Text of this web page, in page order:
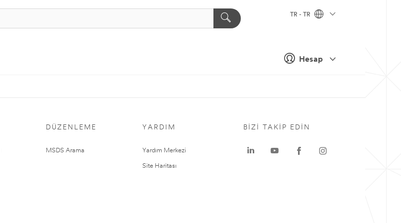
Hesap
TR - TR
DÜZENLEME
MSDS Arama
YARDIM
Yardım Merkezi
Site Haritası
BIZI TAKIP EDIN